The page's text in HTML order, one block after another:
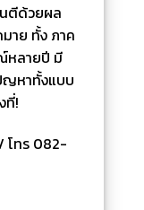
ตีด้วยผล
าย ทั้ง ภาค
หลายปี มี
ญหาทั้งแบบ
ที่!
ทร 082-